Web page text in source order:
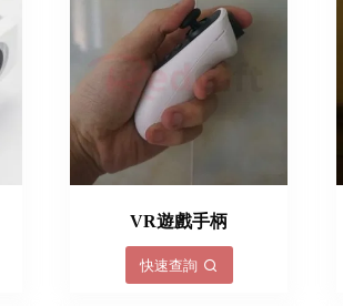
VR遊戲手柄
快速查詢